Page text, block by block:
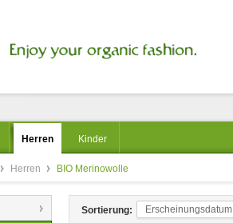
Herren Kinder
Herren BIO Merinowolle
Sortierung: Erscheinungsdatum